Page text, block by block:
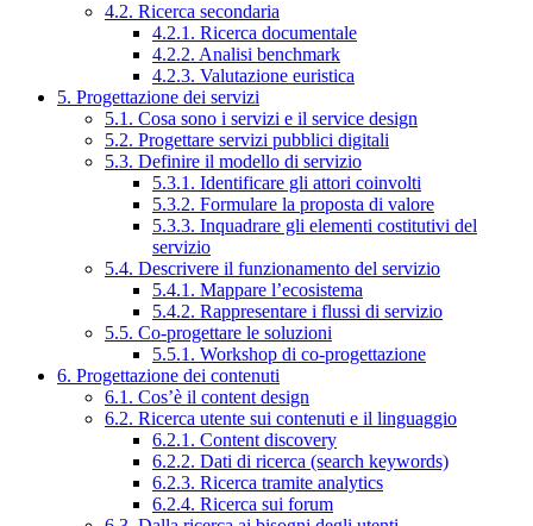
4.2. Ricerca secondaria
4.2.1. Ricerca documentale
4.2.2. Analisi benchmark
4.2.3. Valutazione euristica
5. Progettazione dei servizi
5.1. Cosa sono i servizi e il service design
5.2. Progettare servizi pubblici digitali
5.3. Definire il modello di servizio
5.3.1. Identificare gli attori coinvolti
5.3.2. Formulare la proposta di valore
5.3.3. Inquadrare gli elementi costitutivi del
servizio
5.4. Descrivere il funzionamento del servizio
5.4.1. Mappare l’ecosistema
5.4.2. Rappresentare i flussi di servizio
5.5. Co-progettare le soluzioni
5.5.1. Workshop di co-progettazione
6. Progettazione dei contenuti
6.1. Cos’è il content design
6.2. Ricerca utente sui contenuti e il linguaggio
6.2.1. Content discovery
6.2.2. Dati di ricerca (search keywords)
6.2.3. Ricerca tramite analytics
6.2.4. Ricerca sui forum